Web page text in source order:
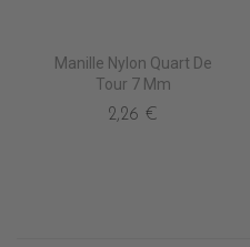
Manille Nylon Quart De
Tour 7 Mm
2,26 €